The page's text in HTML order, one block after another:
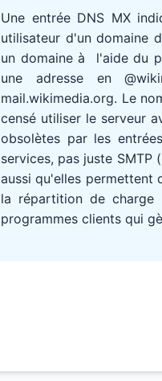
Une entrée DNS MX
utilisateur d'un domaine
un domaine à l'aide du
une adresse en
mail.wikimedia.org. Le
censé utiliser le serveur
obsolètes par les
services, pas juste SMTP
aussi qu'elles permettent
la répartition de charge
programmes clients qui